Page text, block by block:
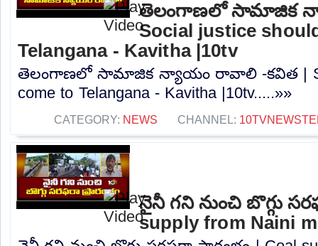
తెలంగాణలో సామాజిక
Social justice
Telangana - Kavitha |10tv
తెలంగాణలో సామాజిక న్యాయం రావాలి -కవిత |
come to Telangana - Kavitha |10tv.....»»
CATEGORY: NEWS CHANNEL:
నైనీ గని నుంచి బొగ్గు
supply from Naini